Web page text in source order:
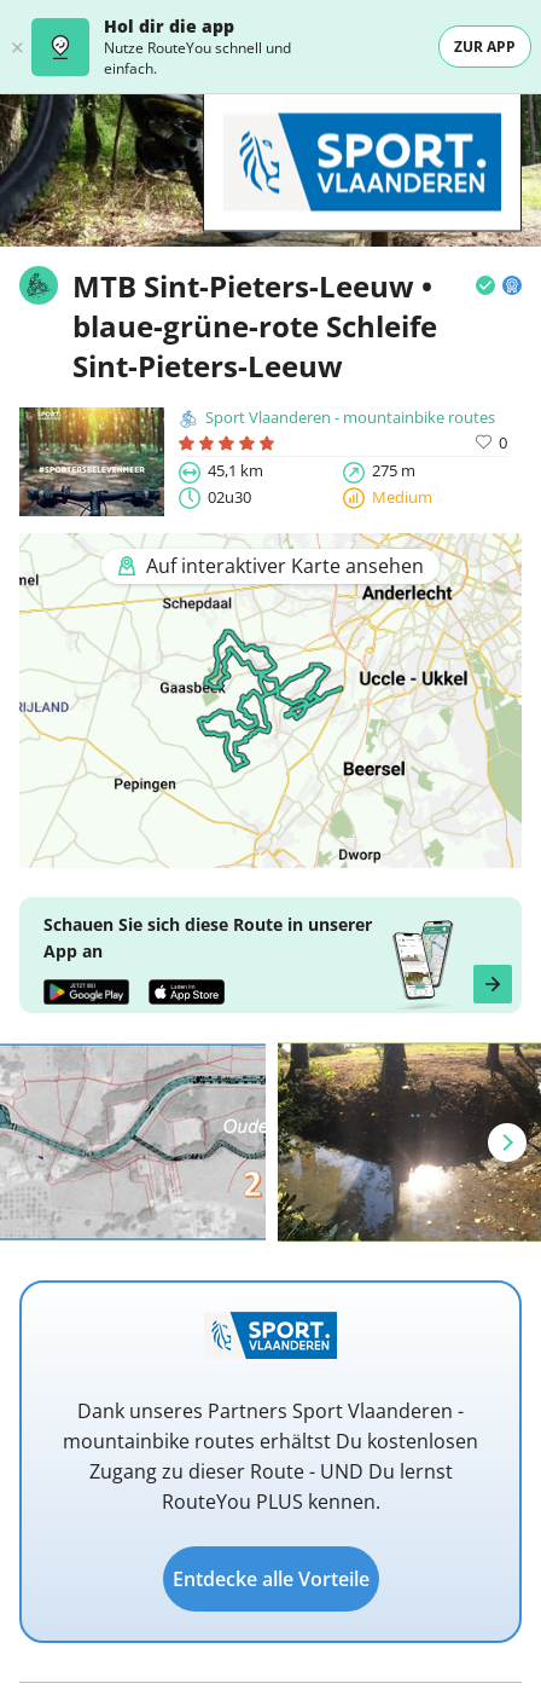
Hol dir die app
Nutze RouteYou schnell und
einfach.
ZUR APP
MTB Sint-Pieters-Leeuw •
blaue-grüne-rote Schleife
Sint-Pieters-Leeuw
Sport Vlaanderen - mountainbike routes
0
45,1 km
275 m
02u30
Medium
Auf interaktiver Karte ansehen
Schauen Sie sich diese Route in unserer
App an
Dank unseres Partners Sport Vlaanderen -
mountainbike routes erhältst Du kostenlosen
Zugang zu dieser Route - UND Du lernst
RouteYou PLUS kennen.
Entdecke alle Vorteile